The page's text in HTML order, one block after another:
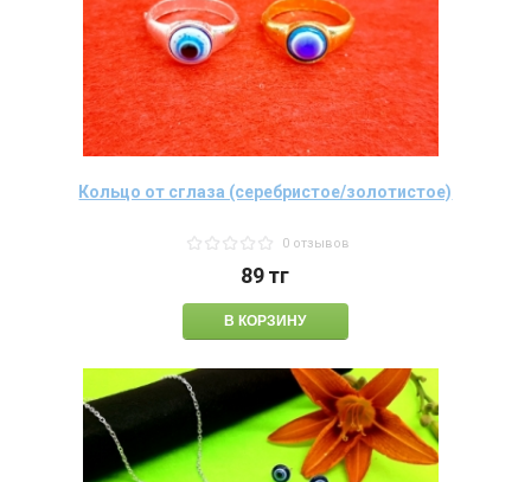
Кольцо от сглаза (серебристое/золотистое)
0 отзывов
89тг